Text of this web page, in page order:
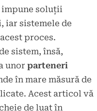
impune soluții
iar sistemele de
proces.
sistem, însă,
unorparteneri
în mare măsură de
Acest articol vă
de luat în